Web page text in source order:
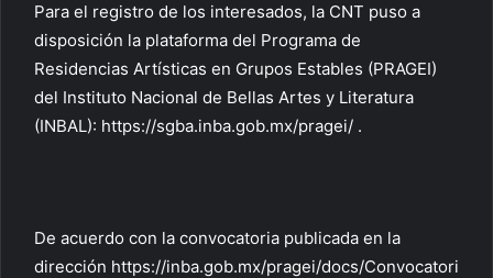
Para el registro de los interesados, la CNT puso a
disposición la plataforma del Programa de
Residencias Artísticas en Grupos Estables (PRAGEI)
del Instituto Nacional de Bellas Artes y Literatura
(INBAL): https://sgba.inba.gob.mx/pragei/ .
De acuerdo con la convocatoria publicada en la
dirección https://inba.gob.mx/pragei/docs/Convocatori